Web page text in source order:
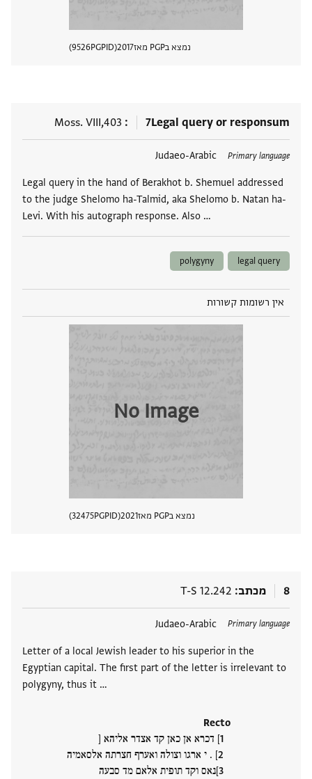
נמצא בPGP מאז 2017
PGPID
9526
7Legal query or responsum
Moss. VIII,403
Primary language
Judaeo-Arabic
Legal query in the hand of Berakhot b. Shemuel addressed
to the judge Shelomo ha-Talmid, aka Shelomo b. Natan ha-
Levi. With his autograph response. Also …
תגים
legal query
polygyny
אין רשומות קשורות
No Image
נמצא בPGP מאז 2021
PGPID
32475
8 מכתב T-S 12.242
Primary language
Judaeo-Arabic
Letter of a local Jewish leader to his superior in the
Egyptian capital. The first part of the letter is irrelevant to
polygyny, thus it …
Recto
] דכרא אן כאן קד אצדר אליהא [
] . י ארגו וצולה ואערף חצרתה אלסאמיה
]נאס וקד תופית אלאם מד סבעה
תגים